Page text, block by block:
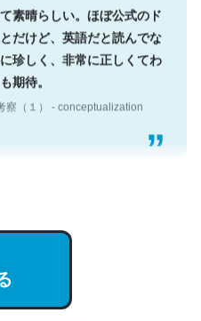
素晴らしい。ほぼ公式のド
だけど、英語だと読んでな
珍しく、非常に正しくてわ
期待。
察（１） - conceptualization
な良記事。/続編来た
entry/2023/03/27
（１） - conceptualization